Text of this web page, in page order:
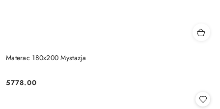
Materac 180x200 Mystazja
Cena:
5778.00